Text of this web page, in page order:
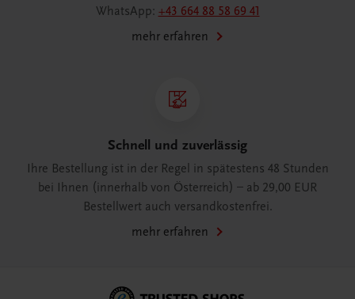
WhatsApp: +43 664 88 58 69 41
mehr erfahren
Schnell und zuverlässig
Ihre Bestellung ist in der Regel in spätestens 48 Stunden
bei Ihnen (innerhalb von Österreich) – ab 29,00 EUR
Bestellwert auch versandkostenfrei.
mehr erfahren